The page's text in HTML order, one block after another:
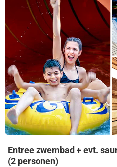
Entree zwembad + evt.
(2 personen)